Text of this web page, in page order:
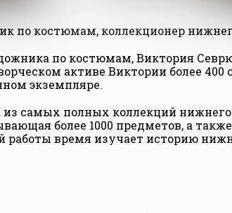
по костюмам, коллекционер
по костюмам, Виктория
активе Виктории более 400
экземпляре.
самых полных коллекций
более 1000 предметов, а
работы время изучает историю